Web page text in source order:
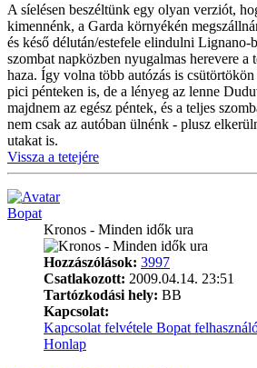
A síelésen beszéltünk egy olyan verziót,
kimennénk, a Garda környékén
és késő délután/estefele elindulni Lignano-
szombat napközben nyugalmas herevere a
haza. Így volna több autózás is
pici pénteken is, de a lényeg az lenne
majdnem az egész péntek, és a teljes
nem csak az autóban ülnénk - plusz
utakat is.
Vissza a tetejére
Bopat
Kronos - Minden idők ura
Hozzászólások: 3997
Csatlakozott: 2009.04.14. 23:51
Tartózkodási hely: BB
Kapcsolat:
Kapcsolat felvétele Bopat
Honlap